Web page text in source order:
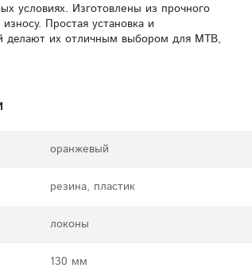
условиях. Изготовлены из прочного
Простая установка и
делают их отличным выбором для MTB,
оранжевый
резина, пластик
локоны
130 мм